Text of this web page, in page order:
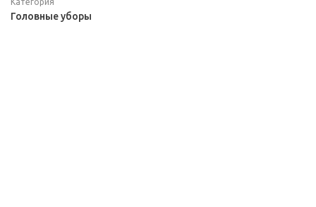
Головные уборы